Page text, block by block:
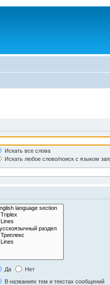
Искать все слова
Искать любое слово/поиск с языком
Да
Нет
В названиях тем и текстах сообщений